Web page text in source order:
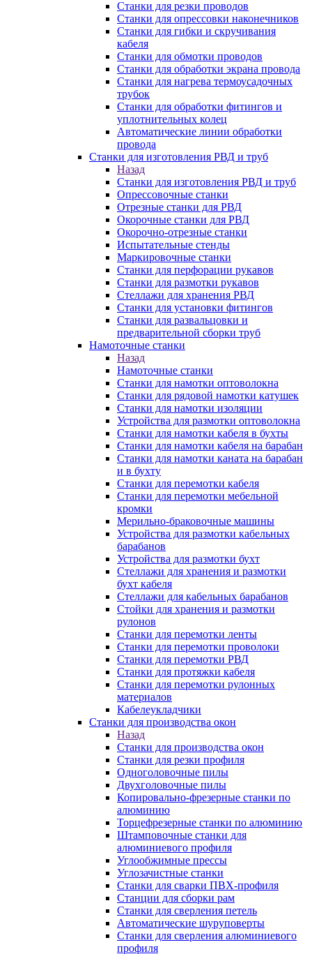
Станки для резки проводов
Станки для опрессовки наконечников
Станки для гибки и скручивания
кабеля
Станки для обмотки проводов
Станки для обработки экрана провода
Станки для нагрева термоусадочных
трубок
Станки для обработки фитингов и
уплотнительных колец
Автоматические линии обработки
провода
Станки для изготовления РВД и труб
Назад
Станки для изготовления РВД и труб
Опрессовочные станки
Отрезные станки для РВД
Окорочные станки для РВД
Окорочно-отрезные станки
Испытательные стенды
Маркировочные станки
Станки для перфорации рукавов
Станки для размотки рукавов
Стеллажи для хранения РВД
Станки для установки фитингов
Станки для развальцовки и
предварительной сборки труб
Намоточные станки
Назад
Намоточные станки
Станки для намотки оптоволокна
Станки для рядовой намотки катушек
Станки для намотки изоляции
Устройства для размотки оптоволокна
Станки для намотки кабеля в бухты
Станки для намотки кабеля на барабан
Станки для намотки каната на барабан
и в бухту
Станки для перемотки кабеля
Станки для перемотки мебельной
кромки
Мерильно-браковочные машины
Устройства для размотки кабельных
барабанов
Устройства для размотки бухт
Стеллажи для хранения и размотки
бухт кабеля
Стеллажи для кабельных барабанов
Стойки для хранения и размотки
рулонов
Станки для перемотки ленты
Станки для перемотки проволоки
Станки для перемотки РВД
Станки для протяжки кабеля
Станки для перемотки рулонных
материалов
Кабелеукладчики
Станки для производства окон
Назад
Станки для производства окон
Станки для резки профиля
Одноголовочные пилы
Двухголовочные пилы
Копировально-фрезерные станки по
алюминию
Торцефрезерные станки по алюминию
Штамповочные станки для
алюминиевого профиля
Углообжимные прессы
Углозачистные станки
Станки для сварки ПВХ-профиля
Станции для сборки рам
Станки для сверления петель
Автоматические шуруповерты
Станки для сверления алюминиевого
профиля